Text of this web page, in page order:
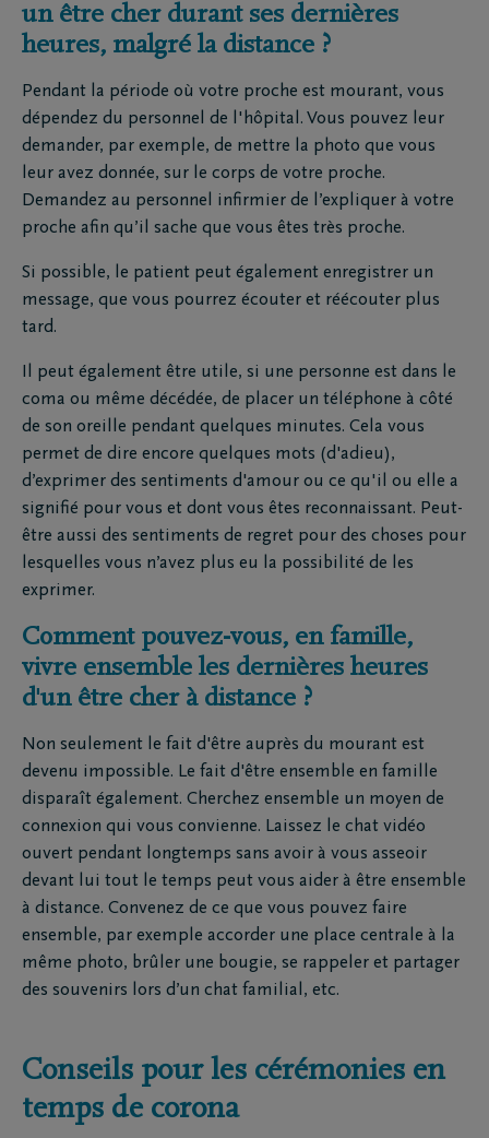
un être cher durant ses dernières
heures, malgré la distance ?
Pendant la période où votre proche est mourant, vous
dépendez du personnel de l'hôpital. Vous pouvez leur
demander, par exemple, de mettre la photo que vous
leur avez donnée, sur le corps de votre proche.
Demandez au personnel infirmier de l’expliquer à votre
proche afin qu’il sache que vous êtes très proche.
Si possible, le patient peut également enregistrer un
message, que vous pourrez écouter et réécouter plus
tard.
Il peut également être utile, si une personne est dans le
coma ou même décédée, de placer un téléphone à côté
de son oreille pendant quelques minutes. Cela vous
permet de dire encore quelques mots (d'adieu),
d’exprimer des sentiments d'amour ou ce qu'il ou elle a
signifié pour vous et dont vous êtes reconnaissant. Peut-
être aussi des sentiments de regret pour des choses pour
lesquelles vous n’avez plus eu la possibilité de les
exprimer.
Comment pouvez-vous, en famille,
vivre ensemble les dernières heures
d'un être cher à distance ?
Non seulement le fait d'être auprès du mourant est
devenu impossible. Le fait d'être ensemble en famille
disparaît également. Cherchez ensemble un moyen de
connexion qui vous convienne. Laissez le chat vidéo
ouvert pendant longtemps sans avoir à vous asseoir
devant lui tout le temps peut vous aider à être ensemble
à distance. Convenez de ce que vous pouvez faire
ensemble, par exemple accorder une place centrale à la
même photo, brûler une bougie, se rappeler et partager
des souvenirs lors d’un chat familial, etc.
Conseils pour les cérémonies en
temps de corona